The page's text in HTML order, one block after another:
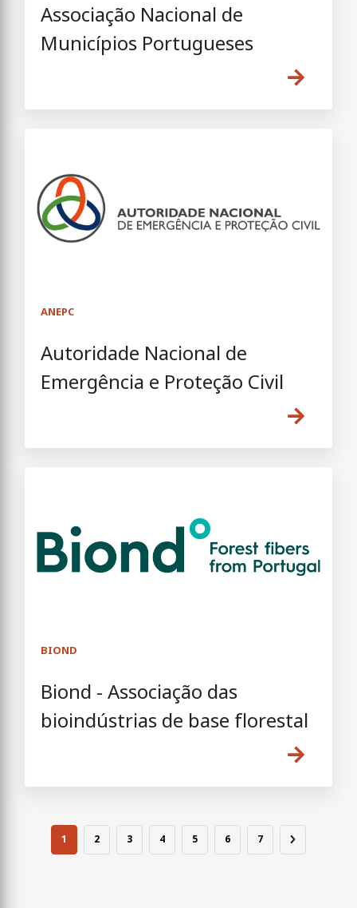
Associação Nacional de
Municípios Portugueses
ANEPC
Autoridade Nacional de
Emergência e Proteção Civil
BIOND
Biond - Associação das
bioindústrias de base florestal
1 2 3 4 5 6 7